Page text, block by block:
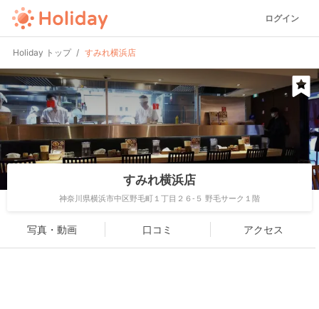
ログイン
Holiday トップ すみれ横浜店
すみれ横浜店
神奈川県横浜市中区野毛町１丁目２６-５ 野毛サーク１階
写真・動画 口コミ アクセス